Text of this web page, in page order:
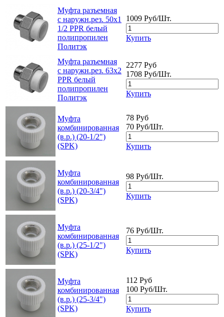
Муфта разъемная
с наружн.рез. 50х1
1/2 PPR белый
полипропилен
Политэк
1009 Руб/Шт.
Купить
Муфта разъемная
с наружн.рез. 63х2
PPR белый
полипропилен
Политэк
2277 Руб
1708 Руб/Шт.
Купить
Муфта
комбинированная
(в.р.) (20-1/2")
(SPK)
78 Руб
70 Руб/Шт.
Купить
Муфта
комбинированная
(в.р.) (20-3/4")
(SPK)
98 Руб/Шт.
Купить
Муфта
комбинированная
(в.р.) (25-1/2")
(SPK)
76 Руб/Шт.
Купить
Муфта
комбинированная
(в.р.) (25-3/4")
(SPK)
112 Руб
100 Руб/Шт.
Купить